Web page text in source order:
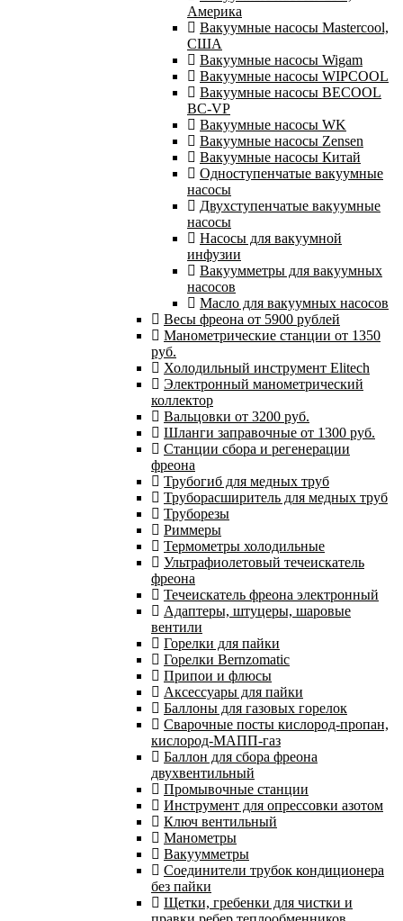
Америка
Вакуумные насосы Mastercool,
США
Вакуумные насосы Wigam
Вакуумные насосы WIPCOOL
Вакуумные насосы BECOOL
BC-VP
Вакуумные насосы WK
Вакуумные насосы Zensen
Вакуумные насосы Китай
Одноступенчатые вакуумные
насосы
Двухступенчатые вакуумные
насосы
Насосы для вакуумной
инфузии
Вакуумметры для вакуумных
насосов
Масло для вакуумных насосов
Весы фреона от 5900 рублей
Манометрические станции от 1350
руб.
Холодильный инструмент Elitech
Электронный манометрический
коллектор
Вальцовки от 3200 руб.
Шланги заправочные от 1300 руб.
Станции сбора и регенерации
фреона
Трубогиб для медных труб
Труборасширитель для медных труб
Труборезы
Риммеры
Термометры холодильные
Ультрафиолетовый течеискатель
фреона
Течеискатель фреона электронный
Адаптеры, штуцеры, шаровые
вентили
Горелки для пайки
Горелки Bernzomatic
Припои и флюсы
Аксессуары для пайки
Баллоны для газовых горелок
Сварочные посты кислород-пропан,
кислород-МАПП-газ
Баллон для сбора фреона
двухвентильный
Промывочные станции
Инструмент для опрессовки азотом
Ключ вентильный
Манометры
Вакуумметры
Соединители трубок кондиционера
без пайки
Щетки, гребенки для чистки и